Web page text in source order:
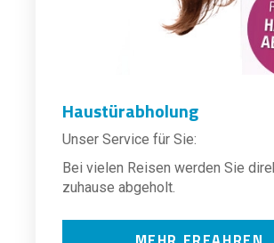
Haustürabholung
Unser Service für Sie:
Bei vielen Reisen werden Sie
zuhause abgeholt.